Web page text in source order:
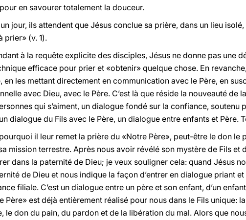
en savourer totalement la douceur.
jour, ils attendent que Jésus conclue sa prière, dans un lieu
prier» (v. 1).
à la requête explicite des disciples, Jésus ne donne pas une
efficace pour prier et «obtenir» quelque chose. En
en les mettant directement en communication avec le Père, en
avec Dieu, avec le Père. C’est là que réside la nouveauté
qui s’aiment, un dialogue fondé sur la confiance, soutenu
un dialogue du Fils avec le Père, un dialogue entre enfants et Père.
pourquoi il leur remet la prière du «Notre Père», peut-être le don
mission terrestre. Après nous avoir révélé son mystère de Fils
dans la paternité de Dieu; je veux souligner cela: quand Jésus
de Dieu et nous indique la façon d’entrer en dialogue priant
filiale. C’est un dialogue entre un père et son enfant, d’un
Père» est déjà entièrement réalisé pour nous dans le Fils unique:
le don du pain, du pardon et de la libération du mal. Alors que